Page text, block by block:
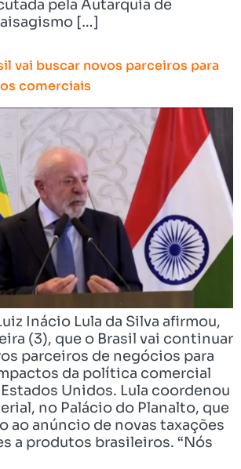
pela Autarquia de
[…]
vai buscar novos parceiros para
comerciais
Inácio Lula da Silva afirmou,
(3), que o Brasil vai continuar
parceiros de negócios para
da política comercial
Unidos. Lula coordenou
no Palácio do Planalto, que
ao anúncio de novas taxações
a produtos brasileiros. “Nós